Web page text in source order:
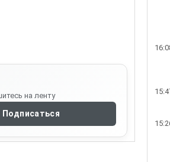
на ленту
Подписаться